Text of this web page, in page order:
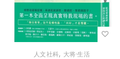
人文社科, 大将·生活